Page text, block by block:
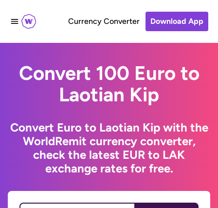
Currency Converter Download App
Convert 100 Euro to
Laotian Kip
Convert Euro to Laotian Kip with the
WorldRemit currency converter,
check the latest EUR to LAK
exchange rates for free.